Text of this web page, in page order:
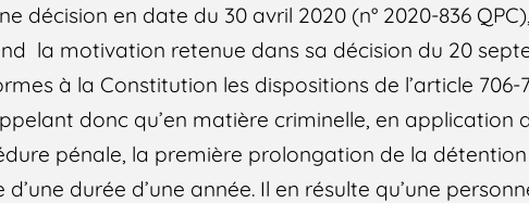
décision en date du 30 avril 2020 (n° 2020-836
la motivation retenue dans sa décision du 20
à la Constitution les dispositions de l’article
donc qu’en matière criminelle, en application
pénale, la première prolongation de la détention
d’une durée d’une année. Il en résulte qu’une